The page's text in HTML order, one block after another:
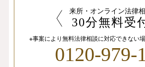
来所・オンライン法律
30分無料受
※事案により無料法律相談に対応できない
0120-979-